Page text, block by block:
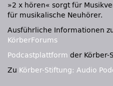
»2 x hören« sorgt für
für musikalische Neuhörer.
Ausführliche Informationen
KörberForums
Podcastplattform der Körber-
Zu Körber-Stiftung: Audio